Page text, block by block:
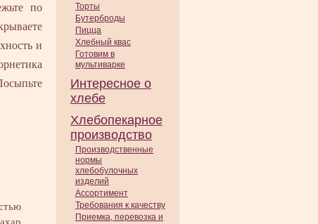
по
и
Торты
Бутерброды
Пицца
Хлебный квас
Готовим в
мультиварке
Интересное о
хлебе
Хлебопекарное
производство
Производственные
нормы
хлебобулочных
изделий
Ассортимент
Требования к качеству
Приемка, перевозка и